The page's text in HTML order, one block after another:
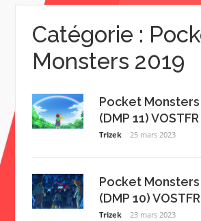
Catégorie :
Monsters 2019
Pocket Monsters
(DMP 11) VOSTFR
Trizek 25 mars 2023
Pocket Monsters
(DMP 10) VOSTFR
Trizek 23 mars 2023